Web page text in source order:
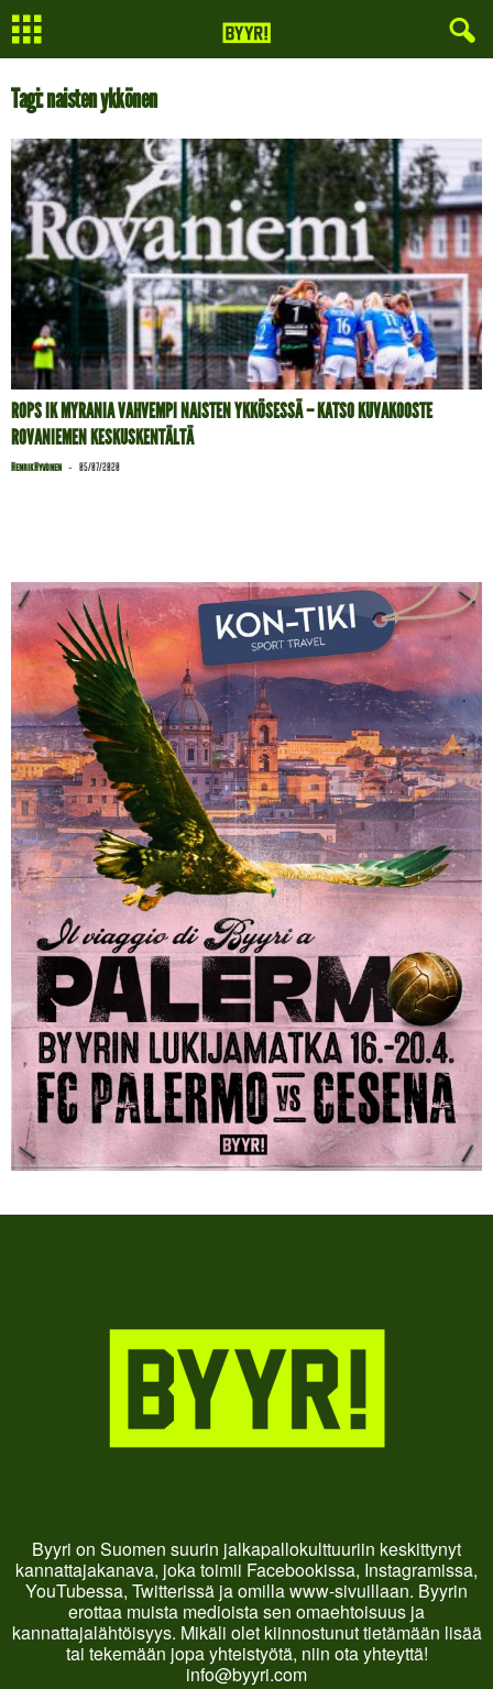
Tagi: naisten ykkönen
ROPS IK MYRANIA VAHVEMPI NAISTEN YKKÖSESSÄ – KATSO KUVAKOOSTE
ROVANIEMEN KESKUSKENTÄLTÄ
Henrik Hyvönen - 05/07/2020
Byyri on Suomen suurin jalkapallokulttuuriin keskittynyt
kannattajakanava, joka toimii Facebookissa, Instagramissa,
YouTubessa, Twitterissä ja omilla www-sivuillaan. Byyrin
erottaa muista medioista sen omaehtoisuus ja
kannattajalähtöisyys. Mikäli olet kiinnostunut tietämään lisää
tai tekemään jopa yhteistyötä, niin ota yhteyttä!
info@byyri.com